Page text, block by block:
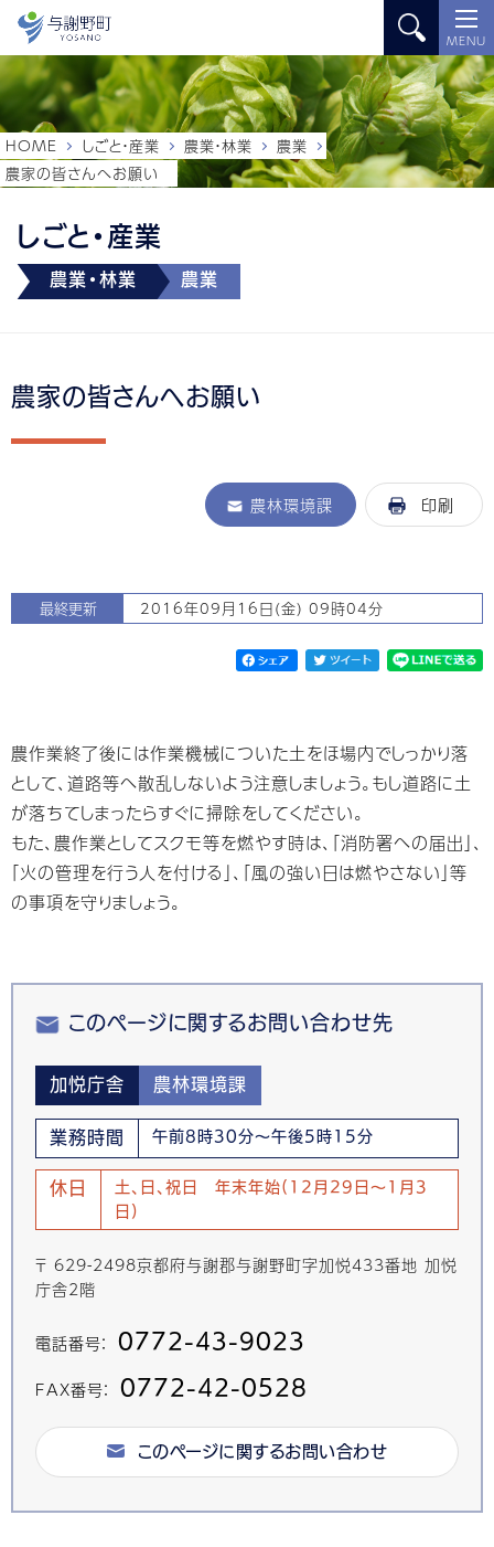
MENU
しごと・産業
農業・林業 農業
HOME しごと・産業 農業・林業
農業
農家の皆さんへお願い
農家の皆さんへお願い
農林環境課 印刷
最終更新 2016年09月16日(金) 09時04分
農作業終了後には作業機械についた土をほ場内でしっかり落
として、道路等へ散乱しないよう注意しましょう。もし道路に土
が落ちてしまったらすぐに掃除をしてください。
もた、農作業としてスクモ等を燃やす時は、「消防署への届出」、
「火の管理を行う人を付ける」、「風の強い日は燃やさない」等
の事項を守りましょう。
このページに関するお問い合わせ先
加悦庁舎 農林環境課
業務時間 午前8時30分～午後5時15分
休日
土、日、祝日 年末年始(12月29日～1月3
日)
〒 629-2498京都府与謝郡与謝野町字加悦433番地 加悦
庁舎2階
電話番号： 0772-43-9023
FAX番号： 0772-42-0528
このページに関するお問い合わせ